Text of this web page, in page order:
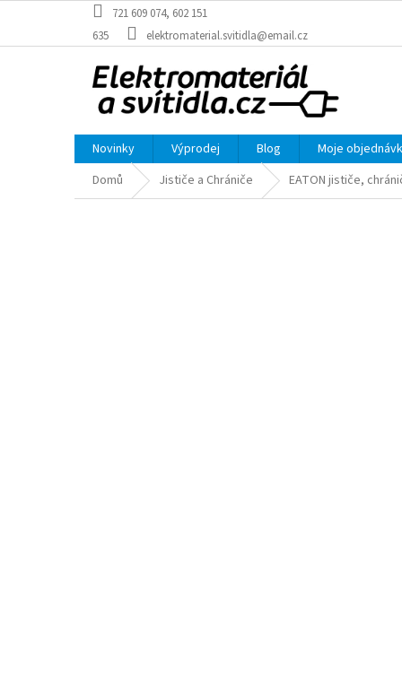
obsah
721 609 074, 602 151
635
elektromaterial.svitidla@email.cz
Novinky Výprodej Blog
Moje
Domů
Jističe a Chrániče EATON jističe,